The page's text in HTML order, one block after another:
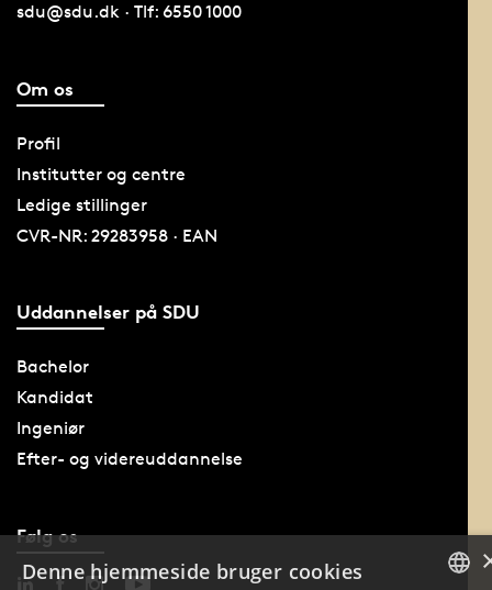
sdu@sdu.dk · Tlf: 6550 1000
Om os
Profil
Institutter og centre
Ledige stillinger
CVR-NR: 29283958 · EAN
Uddannelser på SDU
Bachelor
Kandidat
Ingeniør
Efter- og videreuddannelse
Følg os
Denne hjemmeside bruger cookies